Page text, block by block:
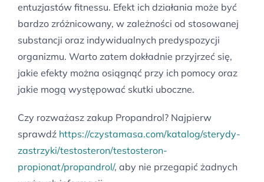
entuzjastów fitnessu. Efekt ich działania może być
bardzo zróżnicowany, w zależności od stosowanej
substancji oraz indywidualnych predyspozycji
organizmu. Warto zatem dokładnie przyjrzeć się,
jakie efekty można osiągnąć przy ich pomocy oraz
jakie mogą występować skutki uboczne.
Czy rozważasz zakup Propandrol? Najpierw
sprawdź https://czystamasa.com/katalog/sterydy-
zastrzyki/testosteron/testosteron-
propionat/propandrol/, aby nie przegapić żadnych